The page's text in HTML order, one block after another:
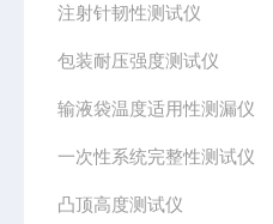
注射针韧性测试仪
包装耐压强度测试仪
输液袋温度适用性测漏仪
一次性系统完整性测试仪
凸顶高度测试仪